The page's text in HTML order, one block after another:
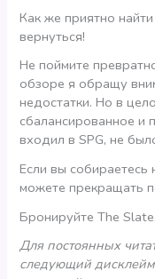
Как же приятно
вернуться!
Не поймите
обзоре я обращу
недостатки. Но в
сбалансированное и
входил в SPG, не
Если вы собираетесь
можете прекращать
Бронируйте The
Для постоянных
следующий